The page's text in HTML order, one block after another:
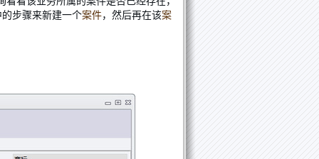
的步骤来新建一个案件，然后再在该案